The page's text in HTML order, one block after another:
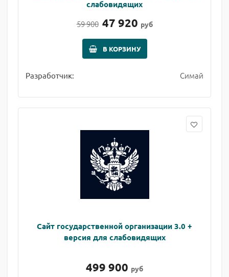
слабовидящих
59 900 47 920 руб
В КОРЗИНУ
Разработчик: Симай
Сайт государственной организации 3.0 +
версия для слабовидящих
499 900 руб